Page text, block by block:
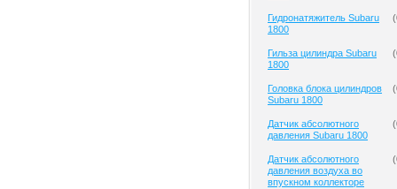
Гидронатяжитель Subaru
1800
(
Гильза цилиндра Subaru
1800
(
Головка блока цилиндров
Subaru 1800
(
Датчик абсолютного
давления Subaru 1800
(
Датчик абсолютного
давления воздуха во
впускном коллекторе
(